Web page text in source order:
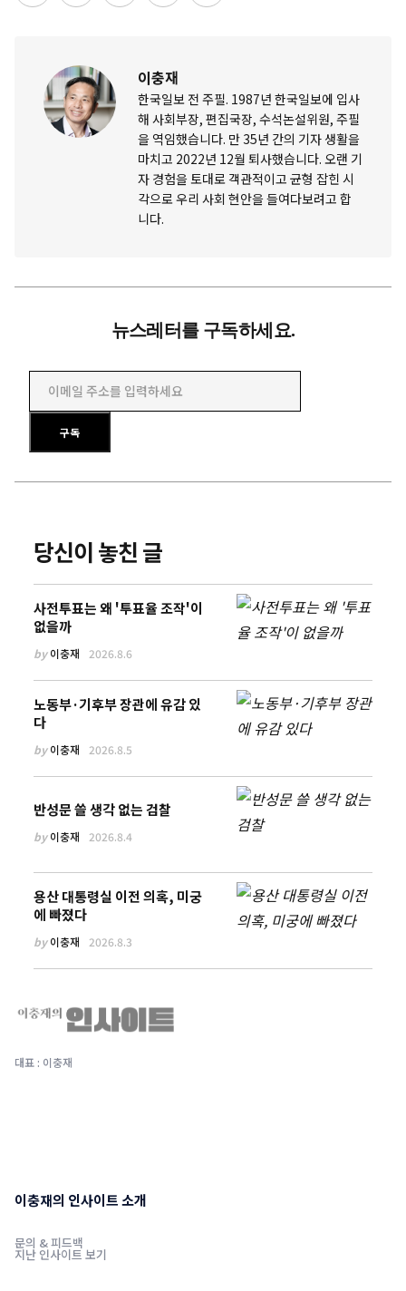
이충재
한국일보 전 주필. 1987년 한국일보에 입사
해 사회부장, 편집국장, 수석논설위원, 주필
을 역임했습니다. 만 35년 간의 기자 생활을
마치고 2022년 12월 퇴사했습니다. 오랜 기
자 경험을 토대로 객관적이고 균형 잡힌 시
각으로 우리 사회 현안을 들여다보려고 합
니다.
뉴스레터를 구독하세요.
이메일 주소를 입력하세요
구독
당신이 놓친 글
사전투표는 왜 '투표율 조작'이
없을까
by이충재 2026.8.6
노동부·기후부 장관에 유감 있
다
by이충재 2026.8.5
반성문 쓸 생각 없는 검찰
by이충재 2026.8.4
용산 대통령실 이전 의혹, 미궁
에 빠졌다
by이충재 2026.8.3
대표 : 이충재
이충재의 인사이트 소개
문의 & 피드백
지난 인사이트 보기